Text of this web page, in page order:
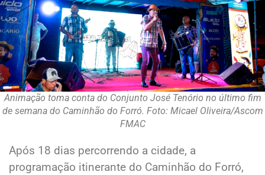
Animação toma conta do Conjunto José Tenório no último fim
de semana do Caminhão do Forró. Foto: Micael Oliveira/Ascom
FMAC
Após 18 dias percorrendo a cidade, a
programação itinerante do Caminhão do Forró,